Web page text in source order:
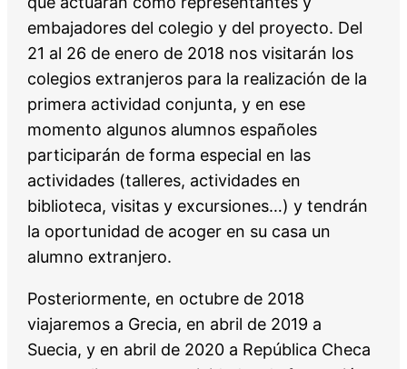
embajadores del colegio y del proyecto. Del
21 al 26 de enero de 2018 nos visitarán los
colegios extranjeros para la realización de la
primera actividad conjunta, y en ese
momento algunos alumnos españoles
participarán de forma especial en las
actividades (talleres, actividades en
biblioteca, visitas y excursiones…) y tendrán
la oportunidad de acoger en su casa un
alumno extranjero.
Posteriormente, en octubre de 2018
viajaremos a Grecia, en abril de 2019 a
Suecia, y en abril de 2020 a República Checa